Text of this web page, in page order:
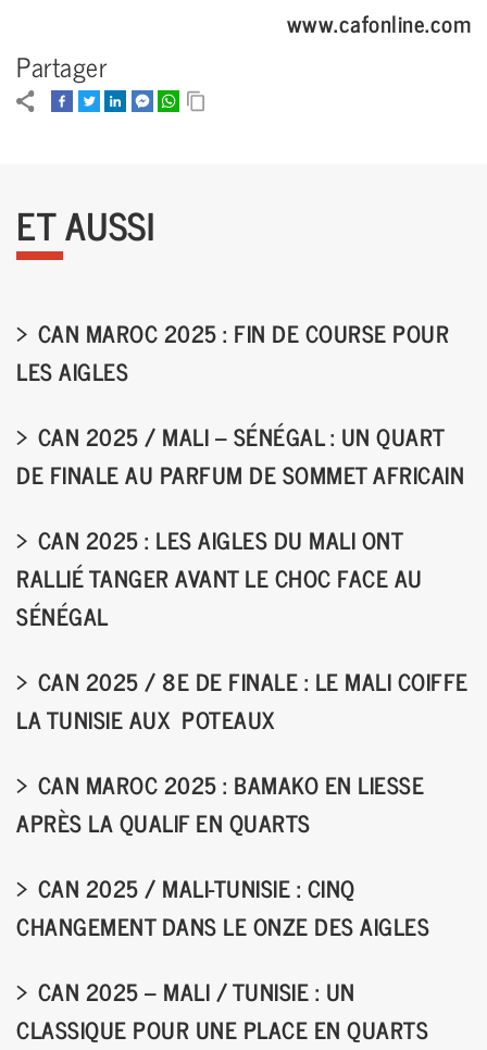
www.cafonline.com
Partager
ET AUSSI
CAN MAROC 2025 : FIN DE COURSE POUR
LES AIGLES
CAN 2025 / MALI – SÉNÉGAL : UN QUART
DE FINALE AU PARFUM DE SOMMET AFRICAIN
CAN 2025 : LES AIGLES DU MALI ONT
RALLIÉ TANGER AVANT LE CHOC FACE AU
SÉNÉGAL
CAN 2025 / 8E DE FINALE : LE MALI COIFFE
LA TUNISIE AUX POTEAUX
CAN MAROC 2025 : BAMAKO EN LIESSE
APRÈS LA QUALIF EN QUARTS
CAN 2025 / MALI-TUNISIE : CINQ
CHANGEMENT DANS LE ONZE DES AIGLES
CAN 2025 – MALI / TUNISIE : UN
CLASSIQUE POUR UNE PLACE EN QUARTS